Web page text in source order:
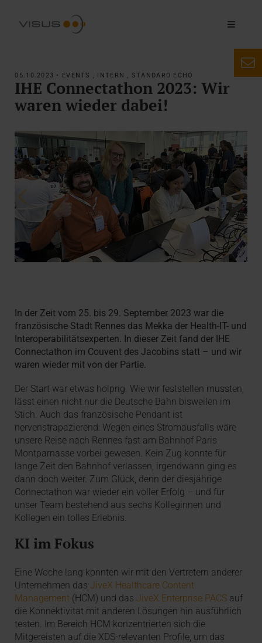
05.10.2023 • EVENTS , INTERN , STANDARD ECHO
IHE Connectathon 2023: Wir
waren wieder dabei!
In der Zeit vom 25. bis 29. September 2023 war die
französische Stadt Rennes das Mekka der Health-IT- und
Interoperabilitätsexperten. In dieser Zeit fand der IHE
Connectathon im Couvent des Jacobins statt – und wir
waren wieder mit von der Partie.
Der Start war etwas holprig. Wie wir feststellen mussten,
lässt einen nicht nur die Deutsche Bahn bisweilen im
Stich. Auch das französische Pendant ist
nervenstrapazierend: Wegen eines Stromausfalls wäre
unsere Reise nach Rennes fast am Bahnhof Paris
Montparnasse vorbei gewesen. Kein Zug konnte für
lange Zeit den Bahnhof verlassen, irgendwann ging es
dann doch weiter. Zum Glück, denn der diesjährige
Connectathon war wieder ein voller Erfolg – und für
unser Team bestehend aus sechs Kolleginnen und
Kollegen ein tolles Erlebnis.
KI im Fokus
Eine Woche lang konnten wir mit den Vertretern anderer
Unternehmen dasJiveX Healthcare Content
Management (HCM) und dasJiveX Enterprise PACS auf
die Konnektivität mit anderen Lösungen hin ausführlich
testen. Im Bereich HCM konzentrierten sich die
Mitgereisten auf die XDS-relevanten Profile, um das